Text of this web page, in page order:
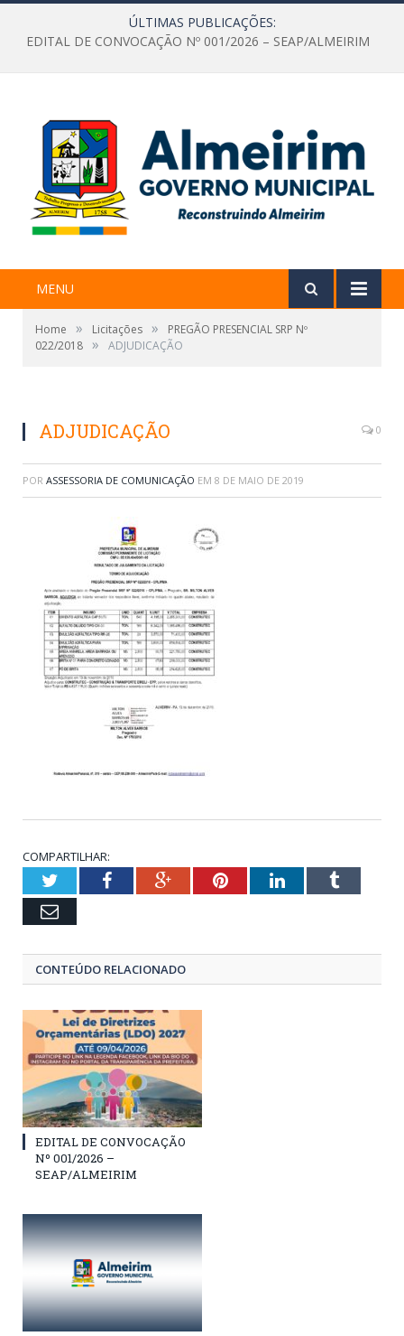
ÚLTIMAS PUBLICAÇÕES:
EDITAL DE CONVOCAÇÃO Nº 001/2026 – SEAP/ALMEIRIM
MENU
Home » Licitações »
PREGÃO PRESENCIAL SRP Nº
022/2018 » ADJUDICAÇÃO
ADJUDICAÇÃO 0
POR ASSESSORIA DE COMUNICAÇÃO EM 8 DE MAIO DE 2019
COMPARTILHAR:
TwitterFacebookGoogle+PinterestLinkedInTumblr
Email
CONTEÚDO RELACIONADO
EDITAL DE CONVOCAÇÃO
Nº 001/2026 –
SEAP/ALMEIRIM